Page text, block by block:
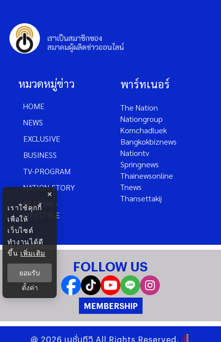
หมวดหมู่ข่าว
HOME
NEWS
EXCLUSIVE
BUSINESS
TV-PROGRAM
NATION-STORY
FEATURE-
LIFESTYLE
พาร์ทเนอร์
The Nation
Nationgroup
Komchadluek
Bangkokbiznews
Nationtv
Springnews
Thainewsonline
Tnews
Thansettakij
FOLLOW US
MEMBERSHIP
@ 2026 เนชั่นทีวี All Rights Reserved.
×
เราใช้คุกกี้
เพื่อให้
เว็บไซต์
ทำงานได้ดี
ขึ้น เพิ่มเติม
ยอมรับ
ตั้งค่า